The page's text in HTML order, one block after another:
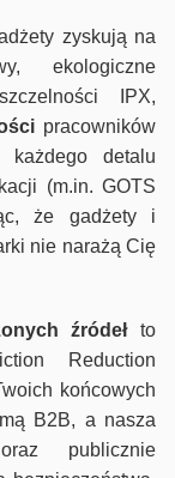
zyskują na
ekologiczne
IPX,
pracowników
detalu
(m.in. GOTS
że gadżety i
nie narażą Cię
źródełto
Reduction
końcowych
B2B, a nasza
publicznie